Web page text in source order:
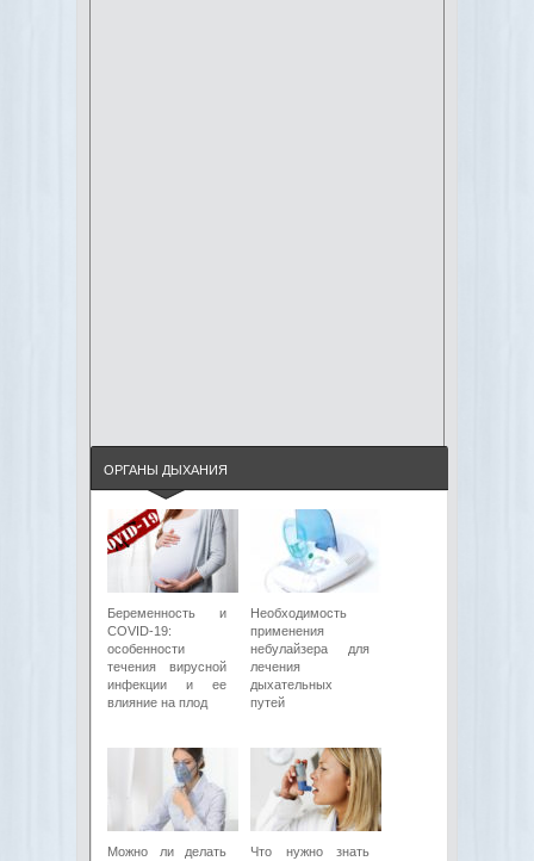
ОРГАНЫ ДЫХАНИЯ
Беременность и
COVID-19:
особенности
течения вирусной
инфекции и ее
влияние на плод
Необходимость
применения
небулайзера для
лечения
дыхательных
путей
Можно ли делать
Что нужно знать